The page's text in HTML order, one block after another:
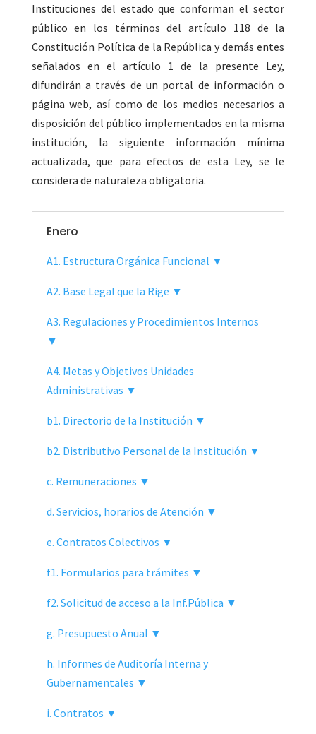
Instituciones del estado que conforman el sector
público en los términos del artículo 118 de la
Constitución Política de la República y demás entes
señalados en el artículo 1 de la presente Ley,
difundirán a través de un portal de información o
página web, así como de los medios necesarios a
disposición del público implementados en la misma
institución, la siguiente información mínima
actualizada, que para efectos de esta Ley, se le
considera de naturaleza obligatoria.
Enero
A1. Estructura Orgánica Funcional ▼
A2. Base Legal que la Rige ▼
A3. Regulaciones y Procedimientos Internos
▼
A4. Metas y Objetivos Unidades
Administrativas ▼
b1. Directorio de la Institución ▼
b2. Distributivo Personal de la Institución ▼
c. Remuneraciones ▼
d. Servicios, horarios de Atención ▼
e. Contratos Colectivos ▼
f1. Formularios para trámites ▼
f2. Solicitud de acceso a la Inf.Pública ▼
g. Presupuesto Anual ▼
h. Informes de Auditoría Interna y
Gubernamentales ▼
i. Contratos ▼